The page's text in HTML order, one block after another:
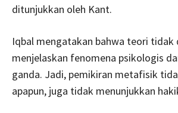
ditunjukkan oleh Kant.
Iqbal mengatakan bahwa teori tidak
menjelaskan fenomena psikologis
ganda. Jadi, pemikiran metafisik
apapun, juga tidak menunjukkan